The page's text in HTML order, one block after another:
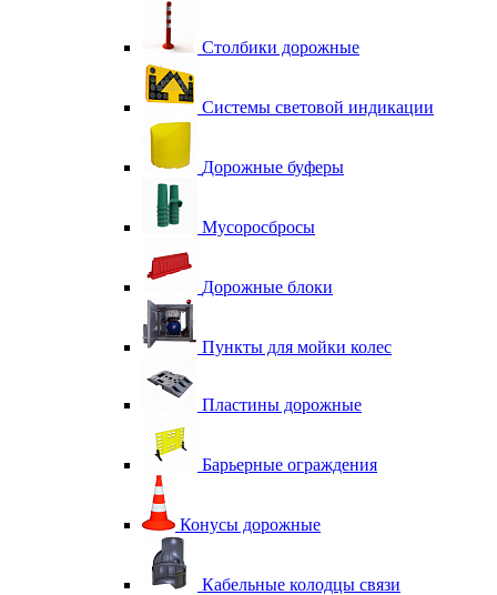
Столбики дорожные
Системы световой индикации
Дорожные буферы
Мусоросбросы
Дорожные блоки
Пункты для мойки колес
Пластины дорожные
Барьерные ограждения
Конусы дорожные
Кабельные колодцы связи